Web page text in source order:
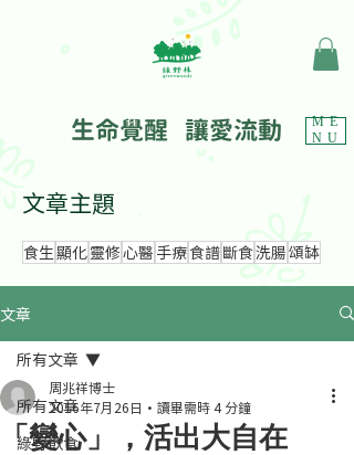
ME
NU
生命覺醒 讓愛流動
文章主題
食生顯化靈修心醫 手療食譜斷食洗腸頌缽
文章
所有文章
綠野飲食
所有文章
「變心」，活出大自在
周兆祥博士
2016年7月26日
讀畢需時 4 分鐘